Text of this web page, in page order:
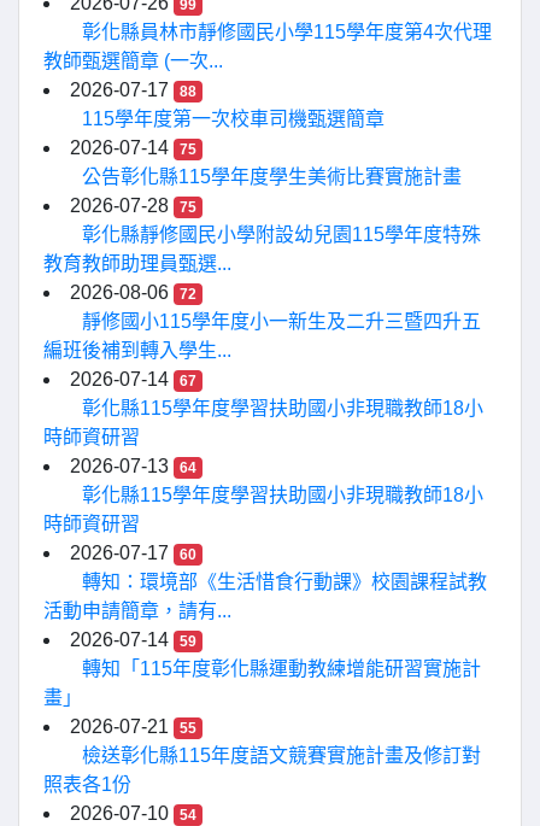
99
彰化縣員林市靜修國民小學115學年度第4次代理
教師甄選簡章 (一次...
2026-07-17
88
115學年度第一次校車司機甄選簡章
2026-07-14
75
公告彰化縣115學年度學生美術比賽實施計畫
2026-07-28
75
彰化縣靜修國民小學附設幼兒園115學年度特殊
教育教師助理員甄選...
2026-08-06
72
靜修國小115學年度小一新生及二升三暨四升五
編班後補到轉入學生...
2026-07-14
67
彰化縣115學年度學習扶助國小非現職教師18小
時師資研習
2026-07-13
64
彰化縣115學年度學習扶助國小非現職教師18小
時師資研習
2026-07-17
60
轉知：環境部《生活惜食行動課》校園課程試教
活動申請簡章，請有...
2026-07-14
59
轉知「115年度彰化縣運動教練增能研習實施計
畫」
2026-07-21
55
檢送彰化縣115年度語文競賽實施計畫及修訂對
照表各1份
2026-07-10
54